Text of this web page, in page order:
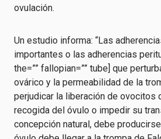
ovulación.
Un estudio informa: “Las
importantes o las adherencias
the=”” fallopian=”” tube] que
ovárico y la permeabilidad de la
perjudicar la liberación de ovocitos
recogida del óvulo o impedir su
concepción natural, debe